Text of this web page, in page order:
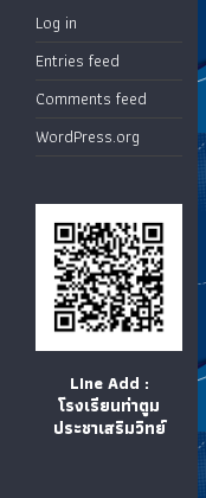
Log in
Entries feed
Comments feed
WordPress.org
LIne Add :
โรงเรียนท่าตูม
ประชาเสริมวิทย์